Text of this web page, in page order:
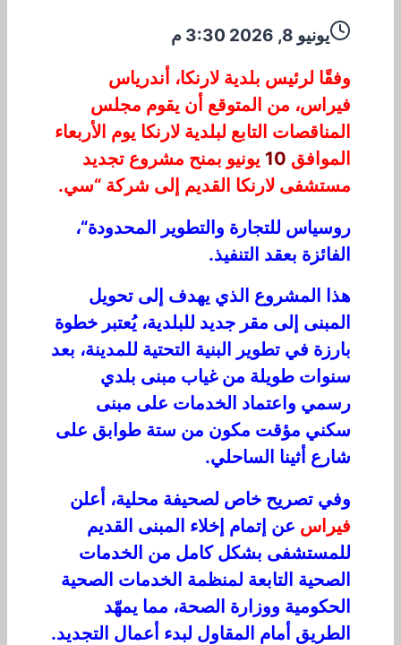
يونيو 8, 2026 3:30 م
وفقًا لرئيس بلدية لارنكا، أندرياس
فيراس، من المتوقع أن يقوم مجلس
المناقصات التابع لبلدية لارنكا يوم الأربعاء
الموافق 10 يونيو بمنح مشروع تجديد
مستشفى لارنكا القديم إلى شركة “سي.
روسياس للتجارة والتطوير المحدودة“،
لفائزة بعقد التنفيذ.
هذ
المشروع الذي يهدف إلى تحويل
المبنى إ لى مقر جديد للبلدية،يعتبر خطوة
بار ز ة في تطوير لبنية لتحتية للمدينة، بعد
سنوا ت طويلة من غياب مبنى بلدي
رسمي واعتماد الخدمات على مبنى
سكني مؤقت مكون من ستة طو بق على
شارع أثينا الساحلي.
وفي تصر يح خاص لصحيفة محلية، علن
فير اس عن إتمام إخلء ا لمبنى لقديم
للمستشفى بشكلكامل من الخدمات
الصحية التابعة لمنظمة الخدمات الصحية
الحكومية ووزارة الصحة، مما يمهّد
الطريق أ مام المقاول لبدء أ عمال لتجديد.